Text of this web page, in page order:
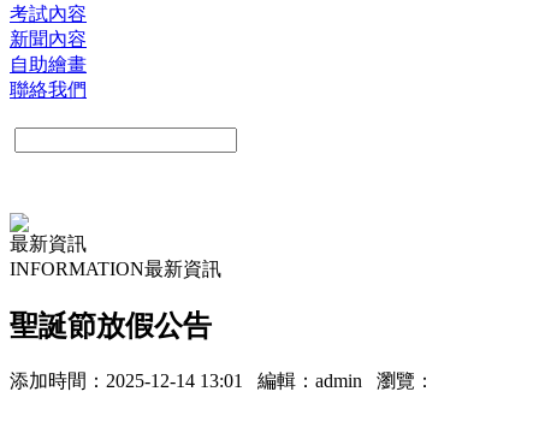
考試內容
新聞內容
自助繪畫
聯絡我們
最新資訊
INFORMATION最新資訊
聖誕節放假公告
添加時間：2025-12-14 13:01 編輯：admin 瀏覽：